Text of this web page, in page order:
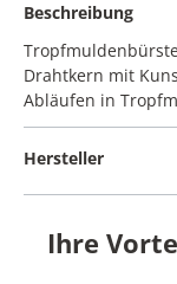
Beschreibung
Drahtkern mit
Abläufen in
Hersteller
Ihre